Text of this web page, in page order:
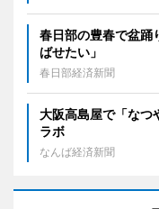
春日部の豊春で盆
ばせたい」
春日部経済新聞
大阪高島屋で「な
ラボ
なんば経済新聞